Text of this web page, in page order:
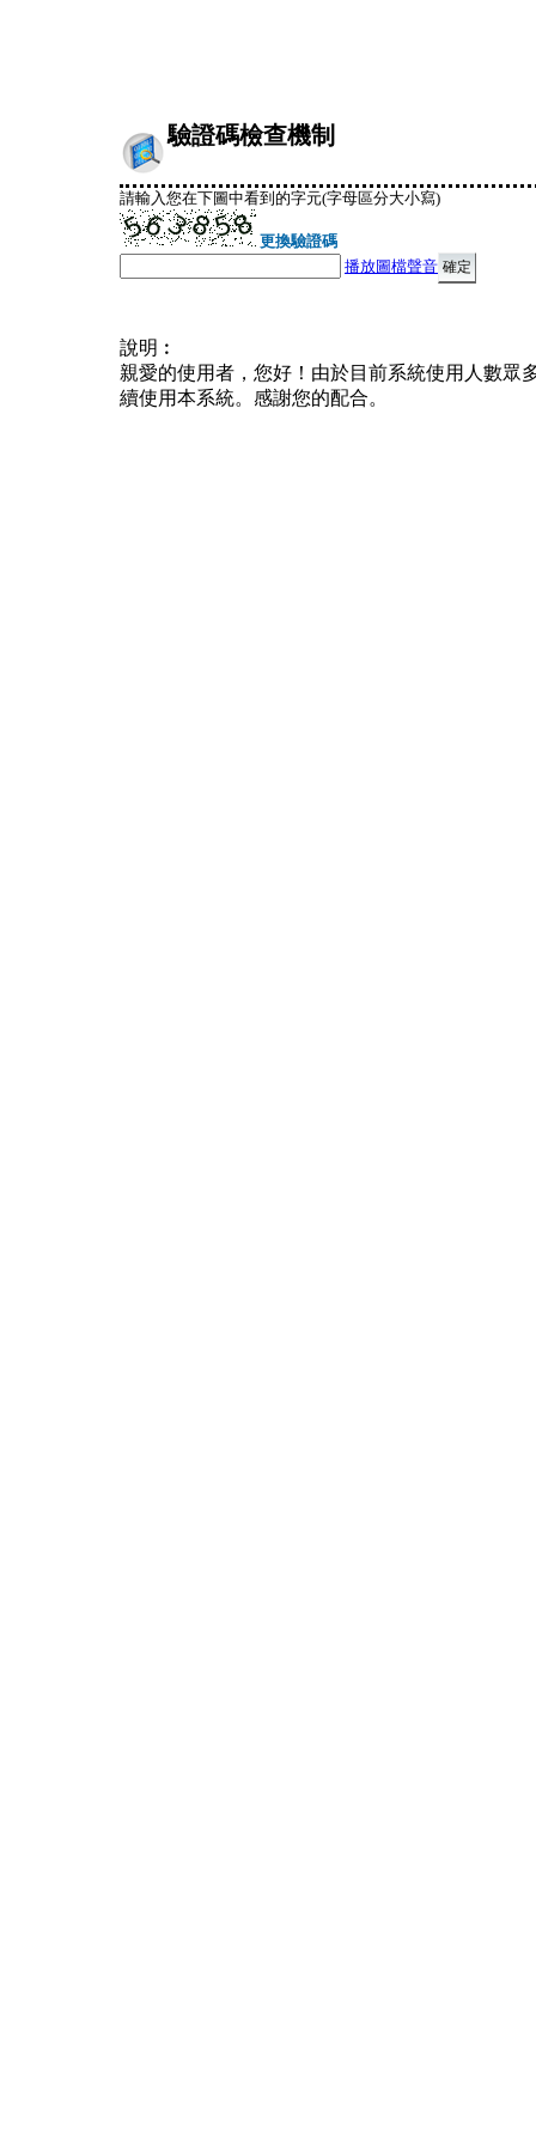
驗證碼檢查機制
請輸入您在下圖中看到的字元(字母區分大小寫)
更換驗證碼
播放圖檔聲音
說明︰
親愛的使用者，您好！由於目前系統使用人數眾
續使用本系統。感謝您的配合。